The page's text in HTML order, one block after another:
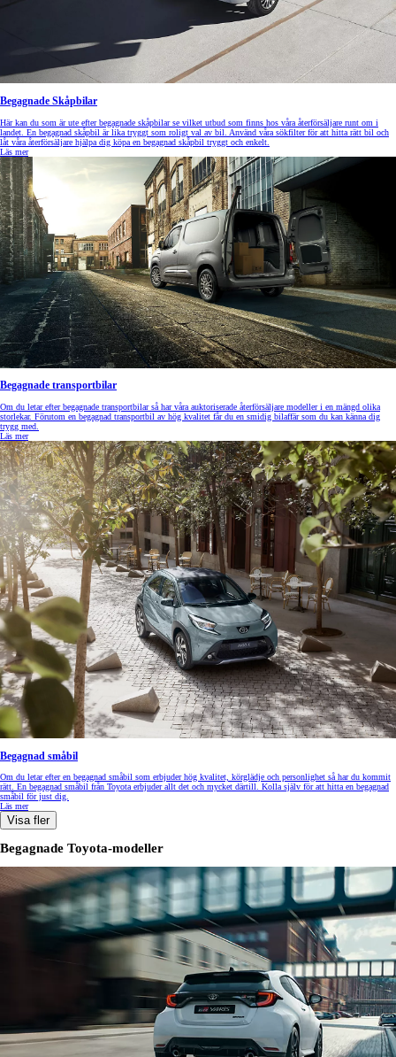
Begagnade Skåpbilar
Här kan du som är ute efter begagnade skåpbilar se vilket utbud som finns hos våra återförsäljare runt om i
landet. En begagnad skåpbil är lika tryggt som roligt val av bil. Använd våra sökfilter för att hitta rätt bil och
låt våra återförsäljare hjälpa dig köpa en begagnad skåpbil tryggt och enkelt.
Läs mer
Begagnade transportbilar
Om du letar efter begagnade transportbilar så har våra auktoriserade återförsäljare modeller i en mängd olika
storlekar. Förutom en begagnad transportbil av hög kvalitet får du en smidig bilaffär som du kan känna dig
trygg med.
Läs mer
Begagnad småbil
Om du letar efter en begagnad småbil som erbjuder hög kvalitet, körglädje och personlighet så har du kommit
rätt. En begagnad småbil från Toyota erbjuder allt det och mycket därtill. Kolla själv för att hitta en begagnad
småbil för just dig.
Läs mer
Visa fler
Begagnade Toyota-modeller